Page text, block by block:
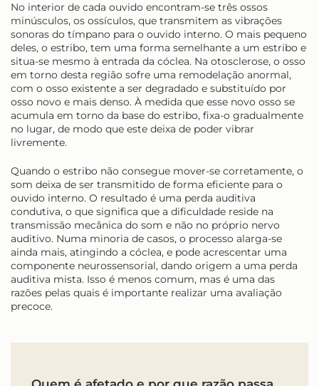
No interior de cada ouvido encontram-se três ossos
minúsculos, os ossículos, que transmitem as vibrações
sonoras do tímpano para o ouvido interno. O mais pequeno
deles, o estribo, tem uma forma semelhante a um estribo e
situa-se mesmo à entrada da cóclea. Na otosclerose, o osso
em torno desta região sofre uma remodelação anormal,
com o osso existente a ser degradado e substituído por
osso novo e mais denso. À medida que esse novo osso se
acumula em torno da base do estribo, fixa-o gradualmente
no lugar, de modo que este deixa de poder vibrar
livremente.
Quando o estribo não consegue mover-se corretamente, o
som deixa de ser transmitido de forma eficiente para o
ouvido interno. O resultado é uma perda auditiva
condutiva, o que significa que a dificuldade reside na
transmissão mecânica do som e não no próprio nervo
auditivo. Numa minoria de casos, o processo alarga-se
ainda mais, atingindo a cóclea, e pode acrescentar uma
componente neurossensorial, dando origem a uma perda
auditiva mista. Isso é menos comum, mas é uma das
razões pelas quais é importante realizar uma avaliação
precoce.